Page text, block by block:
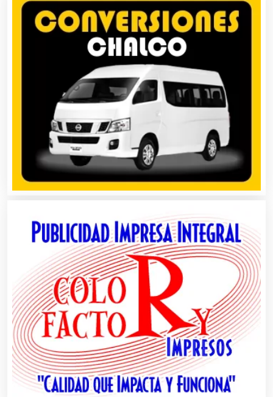
Agricultura y Ganadería
Agua Purificada
Aire Acondicionado
Alarmas
Alimentos
Almacenaje
Alquiler de Autos
Alquiler de Equipos para Fiestas